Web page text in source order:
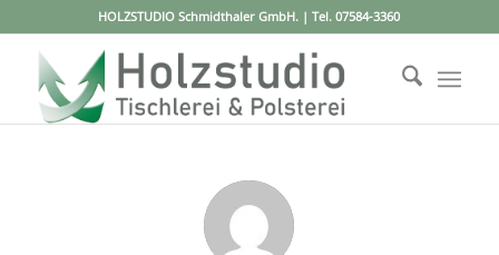
HOLZSTUDIO Schmidthaler GmbH. | Tel.07584-3360